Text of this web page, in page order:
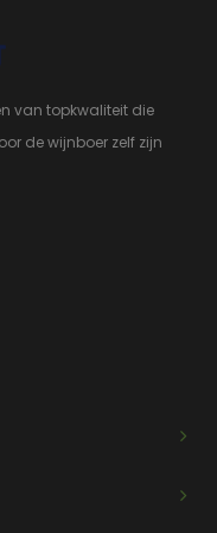
van topkwaliteit die
de wijnboer zelf zijn